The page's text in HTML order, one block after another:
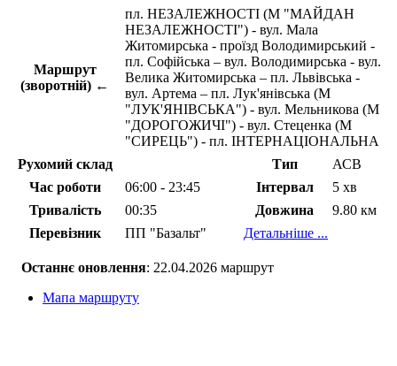
Маршрут
(зворотній) ←
пл. НЕЗАЛЕЖНОСТІ (М "МАЙДАН
НЕЗАЛЕЖНОСТІ") - вул. Мала
Житомирська - проїзд Володимирський -
пл. Софійська – вул. Володимирська - вул.
Велика Житомирська – пл. Львівська -
вул. Артема – пл. Лук'янівська (М
"ЛУК'ЯНІВСЬКА") - вул. Мельникова (М
"ДОРОГОЖИЧІ") - вул. Стеценка (М
"СИРЕЦЬ") - пл. ІНТЕРНАЦІОНАЛЬНА
Рухомий склад
Тип
АСВ
Час роботи
06:00 - 23:45 Інтервал
5 хв
Тривалість
00:35 Довжина
9.80 км
Перевізник
ПП "Базальт" Детальніше ...
Останнє оновлення: 22.04.2026 маршрут
Мапа маршруту